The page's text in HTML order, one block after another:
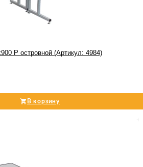
Р островной (Артикул: 4984)
В корзину